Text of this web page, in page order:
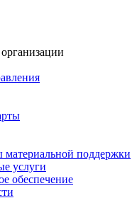
поддержки
услуги
обеспечение